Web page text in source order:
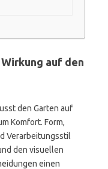
auf den
den Garten auf
Komfort. Form,
Verarbeitungsstil
den visuellen
einen